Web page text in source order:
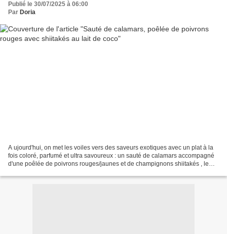
Publié le 30/07/2025 à 06:00
Par Doria
A ujourd'hui, on met les voiles vers des saveurs exotiques avec un plat à la
fois coloré, parfumé et ultra savoureux : un sauté de calamars accompagné
d'une poêlée de poivrons rouges/jaunes et de champignons shiitakés , le